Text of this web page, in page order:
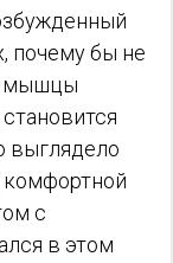
почему бы не
мышцы
выглядело
комфортной
с
в этом